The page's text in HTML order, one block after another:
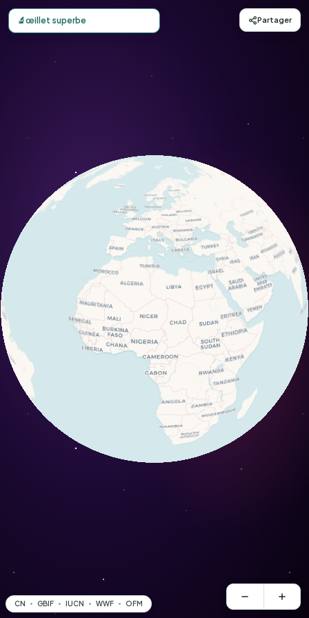
Carte d'observation du œillet superbe (Dianthus
🔬œillet superbe Partager
CN GBIF IUCN WWF OFM